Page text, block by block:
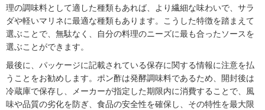
理の調味料として適した種類もあれば、より繊細な味わいで、サラ
ダや軽いマリネに最適な種類もあります。こうした特徴を踏まえて
選ぶことで、無駄なく、自分の料理のニーズに最も合ったソースを
選ぶことができます。
最後に、パッケージに記載されている保存に関する情報に注意を払
うことをお勧めします。ポン酢は発酵調味料であるため、開封後は
冷蔵庫で保存し、メーカーが指定した期限内に消費することで、風
味や品質の劣化を防ぎ、食品の安全性を確保し、その特性を最大限